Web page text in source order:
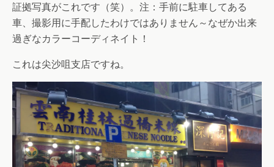
証拠写真がこれです（笑）。注：手前に駐車してある
車、撮影用に手配したわけではありません～なぜか出来
過ぎなカラーコーディネイト！
これは尖沙咀支店ですね。